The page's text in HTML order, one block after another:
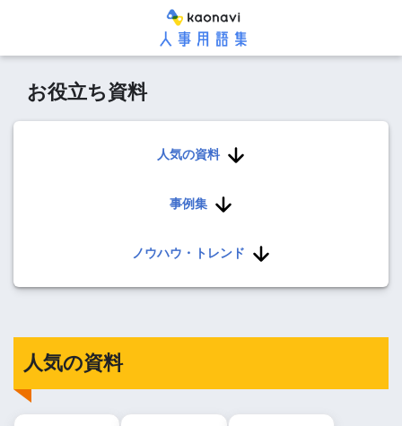
お役立ち資料
人気の資料
事例集
ノウハウ・トレンド
人気の資料